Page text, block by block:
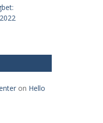
on Hello